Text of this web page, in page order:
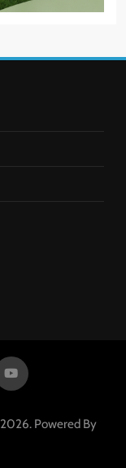
Powered By